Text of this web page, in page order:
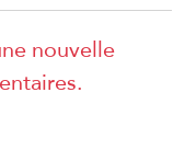
nouvelle